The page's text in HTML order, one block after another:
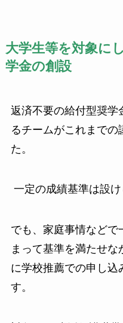
大学生等を対象に
学金の創設
返済不要の給付型奨学
るチームがこれまでの
た。
一定の成績基準は設け
でも、家庭事情などで
まって基準を満たせな
に学校推薦での申し込
す。